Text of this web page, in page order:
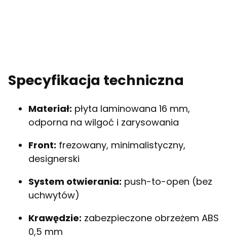
Specyfikacja techniczna
Materiał: płyta laminowana 16 mm,
odporna na wilgoć i zarysowania
Front: frezowany, minimalistyczny,
designerski
System otwierania: push-to-open (bez
uchwytów)
Krawędzie: zabezpieczone obrzeżem ABS
0,5 mm